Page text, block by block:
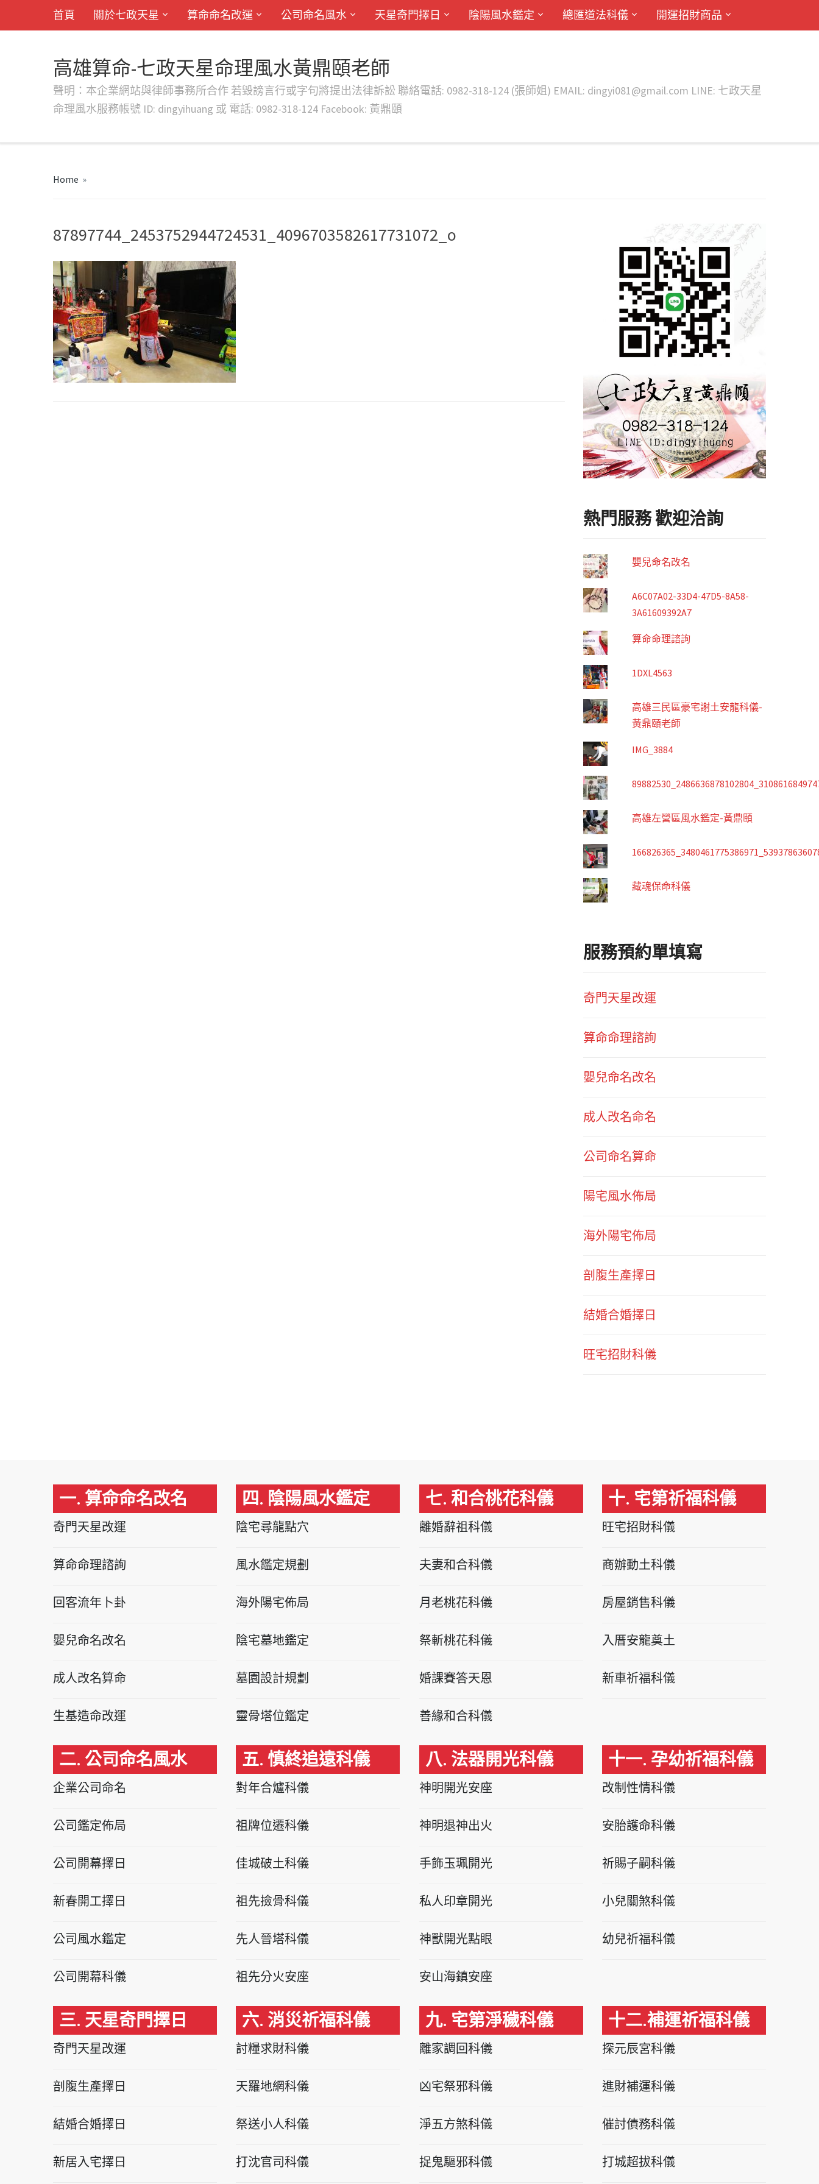
首頁 關於七政天星 算命命名改運 公司命名風水 天星奇門擇日 陰陽風水鑑定 總匯道法科儀 開運招財商品
高雄算命-七政天星命理風水黃鼎頤老師
聲明：本企業網站與律師事務所合作 若毀謗言行或字句將提出法律訴訟 聯絡電話: 0982-318-124 (張師姐) EMAIL: dingyi081@gmail.com LINE: 七政天星
命理風水服務帳號 ID: dingyihuang 或 電話: 0982-318-124 Facebook: 黃鼎頤
Home »
87897744_2453752944724531_4096703582617731072_o
熱門服務 歡迎洽詢
嬰兒命名改名
A6C07A02-33D4-47D5-8A58-
3A61609392A7
算命命理諮詢
1DXL4563
高雄三民區豪宅謝土安龍科儀-
黃鼎頤老師
IMG_3884
高雄左營區風水鑑定-黃鼎頤
藏魂保命科儀
服務預約單填寫
奇門天星改運
算命命理諮詢
嬰兒命名改名
成人改名命名
公司命名算命
陽宅風水佈局
海外陽宅佈局
剖腹生產擇日
結婚合婚擇日
旺宅招財科儀
一. 算命命名改名
奇門天星改運
算命命理諮詢
回客流年卜卦
嬰兒命名改名
成人改名算命
生基造命改運
二. 公司命名風水
企業公司命名
公司鑑定佈局
公司開幕擇日
新春開工擇日
公司風水鑑定
公司開幕科儀
三. 天星奇門擇日
奇門天星改運
剖腹生產擇日
結婚合婚擇日
新居入宅擇日
四. 陰陽風水鑑定
陰宅尋龍點穴
風水鑑定規劃
海外陽宅佈局
陰宅墓地鑑定
墓園設計規劃
靈骨塔位鑑定
五. 慎終追遠科儀
對年合爐科儀
祖牌位遷科儀
佳城破土科儀
祖先撿骨科儀
先人晉塔科儀
祖先分火安座
六. 消災祈福科儀
討糧求財科儀
天羅地網科儀
祭送小人科儀
打沈官司科儀
七. 和合桃花科儀
離婚辭祖科儀
夫妻和合科儀
月老桃花科儀
祭斬桃花科儀
婚課賽答天恩
善緣和合科儀
八. 法器開光科儀
神明開光安座
神明退神出火
手飾玉珮開光
私人印章開光
神獸開光點眼
安山海鎮安座
九. 宅第淨穢科儀
離家調回科儀
凶宅祭邪科儀
淨五方煞科儀
捉鬼驅邪科儀
十. 宅第祈福科儀
旺宅招財科儀
商辦動土科儀
房屋銷售科儀
入厝安龍奠土
新車祈福科儀
十一. 孕幼祈福科儀
改制性情科儀
安胎護命科儀
祈賜子嗣科儀
小兒關煞科儀
幼兒祈福科儀
十二.補運祈福科儀
探元辰宮科儀
進財補運科儀
催討債務科儀
打城超拔科儀